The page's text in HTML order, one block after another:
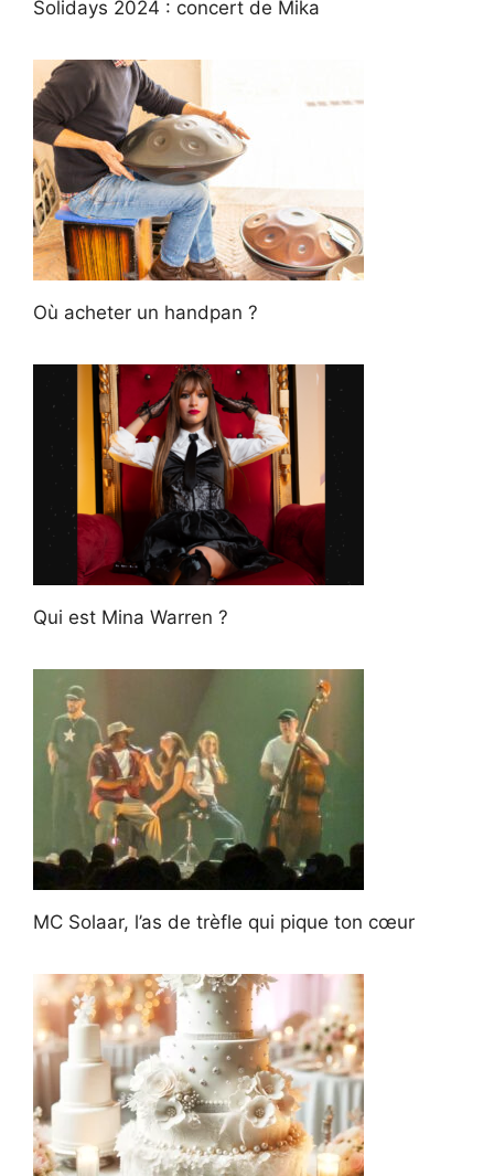
Solidays 2024 : concert de Mika
Où acheter un handpan ?
Qui est Mina Warren ?
MC Solaar, l’as de trèfle qui pique ton cœur